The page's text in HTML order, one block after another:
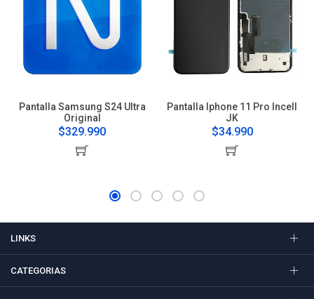
Pantalla Samsung S24 Ultra
Original
$329.990
Pantalla Iphone 11 Pro Incell
JK
$34.990
LINKS
CATEGORIAS